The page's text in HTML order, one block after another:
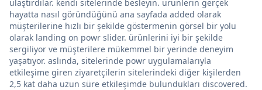
ulaştırdılar. kendi sitelerinde besleyin. ürünlerin gerçek
hayatta nasıl göründüğünü ana sayfada added olarak
müşterilerine hızlı bir şekilde göstermenin görsel bir yolu
olarak landing on powr slider. ürünlerini iyi bir şekilde
sergiliyor ve müşterilere mükemmel bir yerinde deneyim
yaşatıyor. aslında, sitelerinde powr uygulamalarıyla
etkileşime giren ziyaretçilerin sitelerindeki diğer kişilerden
2,5 kat daha uzun süre etkileşimde bulundukları discovered.